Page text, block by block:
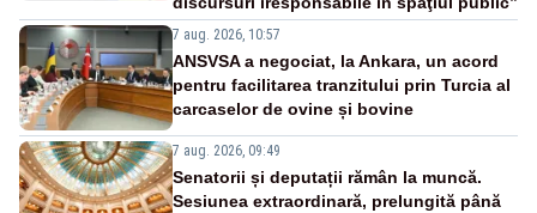
7 aug. 2026, 10:57
ANSVSA a negociat, la Ankara, un acord
pentru facilitarea tranzitului prin Turcia al
carcaselor de ovine și bovine
7 aug. 2026, 09:49
Senatorii și deputații rămân la muncă.
Sesiunea extraordinară, prelungită până